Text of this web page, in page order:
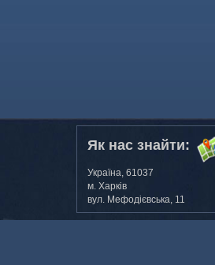
Як нас знайти:
Україна, 61037
м. Харкiв
вул. Мефодiєвська, 11